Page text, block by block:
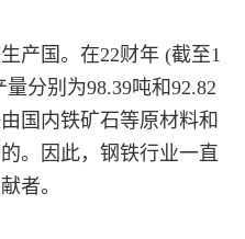
产国。在22财年 (截至1
分别为98.39吨和92.82
国内铁矿石等原材料和
。因此，钢铁行业一直
者。